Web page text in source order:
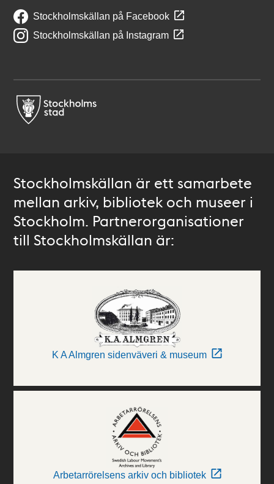
Stockholmskällan på Facebook
Stockholmskällan på Instagram
Stockholmskällan är ett samarbete
mellan arkiv, bibliotek och museer i
Stockholm. Partnerorganisationer
till Stockholmskällan är:
K A Almgren sidenväveri & museum
Arbetarrörelsens arkiv och bibliotek